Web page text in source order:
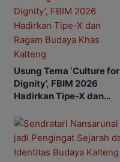
Usung Tema ‘Culture for
Dignity’, FBIM 2026
Hadirkan Tipe-X dan
Kalteng